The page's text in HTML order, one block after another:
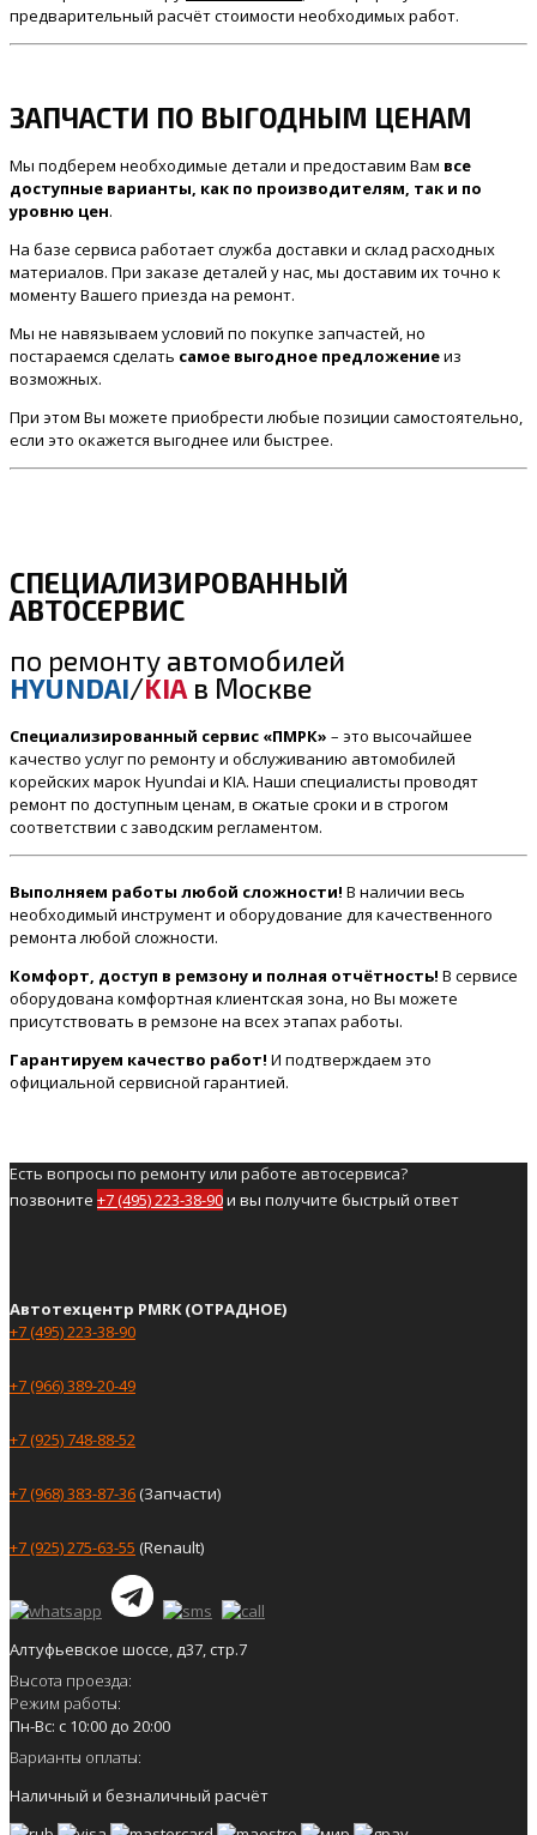
предварительный расчёт стоимости необходимых работ.
ЗАПЧАСТИ ПО ВЫГОДНЫМ ЦЕНАМ
Мы подберем необходимые детали и предоставим Вам все
доступные варианты, как по производителям, так и по
уровню цен.
На базе сервиса работает служба доставки и склад расходных
материалов. При заказе деталей у нас, мы доставим их точно к
моменту Вашего приезда на ремонт.
Мы не навязываем условий по покупке запчастей, но
постараемся сделать самое выгодное предложениеиз
возможных.
При этом Вы можете приобрести любые позиции самостоятельно,
если это окажется выгоднее или быстрее.
СПЕЦИАЛИЗИРОВАННЫЙ
АВТОСЕРВИС
по ремонту автомобилей
HYUNDAI/KIA в Москве
Специализированный сервис «ПМРК» – это высочайшее
качество услуг по ремонту и обслуживанию автомобилей
корейских марок Hyundai и KIA. Наши специалисты проводят
ремонт по доступным ценам, в сжатые сроки и в строгом
соответствии с заводским регламентом.
Выполняем работы любой сложности! В наличии весь
необходимый инструмент и оборудование для качественного
ремонта любой сложности.
Комфорт, доступ в ремзону и полная отчётность! В сервисе
оборудована комфортная клиентская зона, но Вы можете
присутствовать в ремзоне на всех этапах работы.
Гарантируем качество работ! И подтверждаем это
официальной сервисной гарантией.
Есть вопросы по ремонту или работе автосервиса?
позвоните +7 (495) 223-38-90и вы получите быстрый ответ
Автотехцентр PMRK (ОТРАДНОЕ)
+7 (495) 223-38-90
+7 (966) 389-20-49
+7 (925) 748-88-52
+7 (968) 383-87-36(Запчасти)
+7 (925) 275-63-55 (Renault)
Алтуфьевское шоссе, д37, стр.7
Высота проезда:
Режим работы:
Пн-Вс: с 10:00 до 20:00
Варианты оплаты:
Наличный и безналичный расчёт